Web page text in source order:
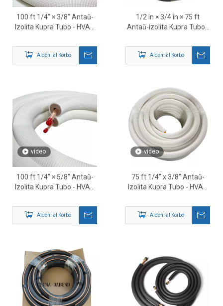
100 ft 1/4″ × 3/8″ Antaŭ-
Izolita Kupra Tubo - HVAC
Aldoni al Korbo
1/2 in × 3/4 in × 75 ft
Antaŭ-izolita Kupra Tubo -
Aldoni al Korbo
video
100 ft 1/4″ × 5/8″ Antaŭ-
Izolita Kupra Tubo - HVAC
Aldoni al Korbo
video
75 ft 1/4″ x 3/8″ Antaŭ-
Izolita Kupra Tubo - HVAC
Sistemoj
Aldoni al Korbo